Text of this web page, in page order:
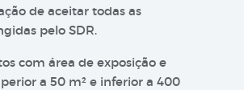
de aceitar todas as
pelo SDR.
com área de exposição e
a 50 m² e inferior a 400